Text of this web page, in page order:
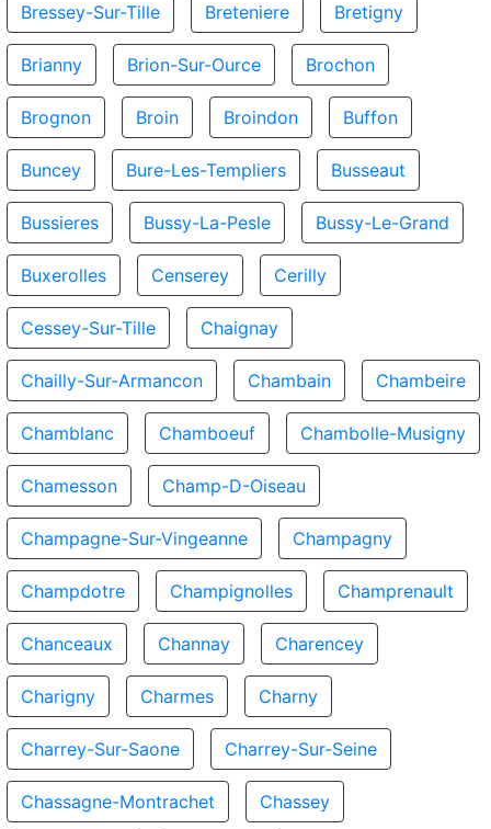
Bressey-Sur-Tille Breteniere Bretigny
Brianny Brion-Sur-Ource Brochon
Brognon Broin Broindon Buffon
Buncey Bure-Les-Templiers Busseaut
Bussieres Bussy-La-Pesle Bussy-Le-Grand
Buxerolles Censerey Cerilly
Cessey-Sur-Tille Chaignay
Chailly-Sur-Armancon Chambain Chambeire
Chamblanc Chamboeuf Chambolle-Musigny
Chamesson Champ-D-Oiseau
Champagne-Sur-Vingeanne Champagny
Champdotre Champignolles Champrenault
Chanceaux Channay Charencey
Charigny Charmes Charny
Charrey-Sur-Saone Charrey-Sur-Seine
Chassagne-Montrachet Chassey